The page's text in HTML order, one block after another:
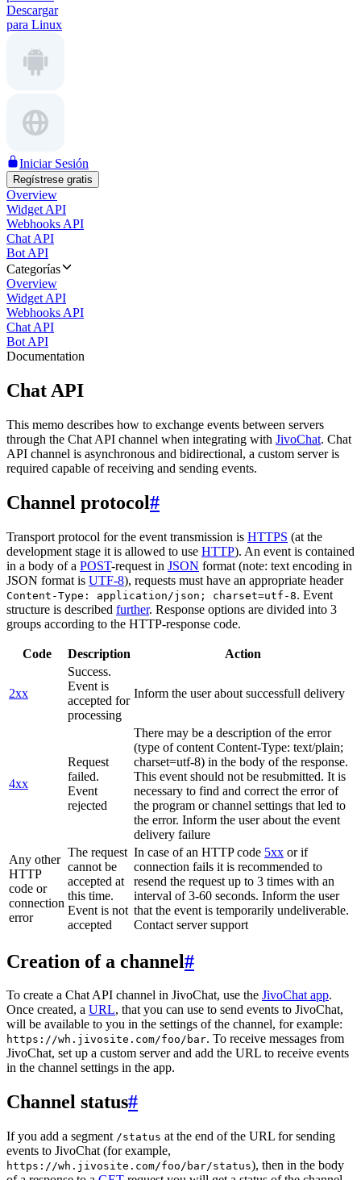
Descargar
para Linux
Iniciar Sesión
Regístrese gratis
Overview
Widget API
Webhooks API
Chat API
Bot API
Categorías
Overview
Widget API
Webhooks API
Chat API
Bot API
Documentation
Chat API
This memo describes how to exchange events between servers
through the Chat API channel when integrating with JivoChat. Chat
API channel is asynchronous and bidirectional, a custom server is
required capable of receiving and sending events.
Channel protocol#
Transport protocol for the event transmission is HTTPS (at the
development stage it is allowed to use HTTP). An event is contained
in a body of a POST-request in JSON format (note: text encoding in
JSON format is UTF-8), requests must have an appropriate header
Content-Type: application/json; charset=utf-8. Event
structure is described further. Response options are divided into 3
groups according to the HTTP-response code.
Code Description Action
2xx
Success.
Event is
accepted for
processing
Inform the user about successfull delivery
4xx
Request
failed.
Event
rejected
There may be a description of the error
(type of content Content-Type: text/plain;
charset=utf-8) in the body of the response.
This event should not be resubmitted. It is
necessary to find and correct the error of
the program or channel settings that led to
the error. Inform the user about the event
delivery failure
Any other
HTTP
code or
connection
error
The request
cannot be
accepted at
this time.
Event is not
accepted
In case of an HTTP code 5xx or if
connection fails it is recommended to
resend the request up to 3 times with an
interval of 3-60 seconds. Inform the user
that the event is temporarily undeliverable.
Contact server support
Creation of a channel#
To create a Chat API channel in JivoChat, use the JivoChat app.
Once created, a URL, that you can use to send events to JivoChat,
will be available to you in the settings of the channel, for example:
https://wh.jivosite.com/foo/bar. To receive messages from
JivoChat, set up a custom server and add the URL to receive events
in the channel settings in the app.
Channel status#
If you add a segment /status at the end of the URL for sending
events to JivoChat (for example,
https://wh.jivosite.com/foo/bar/status), then in the body